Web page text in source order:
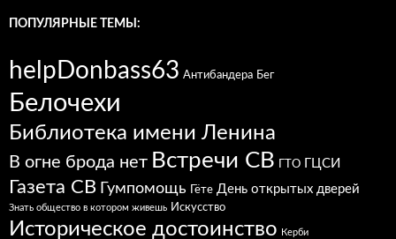
ПОПУЛЯРНЫЕ ТЕМЫ:
helpDonbass63 Антибандера Бег
Белочехи
Библиотека имени Ленина
В огне брода нет Встречи СВ ГТО ГЦСИ
Газета СВ Гумпомощь Гёте День открытых дверей
Знать общество в котором живешь Искусство
Историческое достоинство Керби